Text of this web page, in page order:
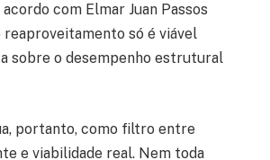
com Elmar Juan Passos
reaproveitamento só é viável
sobre o desempenho estrutural
portanto, como filtro entre
e viabilidade real. Nem toda